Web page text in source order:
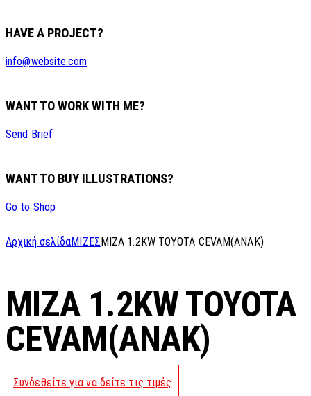
HAVE A PROJECT?
info@website.com
WANT TO WORK WITH ME?
Send Brief
WANT TO BUY ILLUSTRATIONS?
Go to Shop
Αρχική σελίδαΜΙΖΕΣ MIZA 1.2KW TOYOTA CEVAM(ANAK)
MIZA 1.2KW TOYOTA
CEVAM(ANAK)
Συνδεθείτε για να δείτε τις τιμές